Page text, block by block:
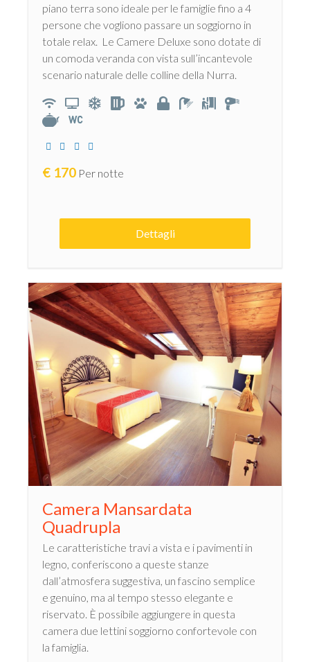
piano terra sono ideale per le famiglie fino a 4
persone che vogliono passare un soggiorno in
totale relax. Le Camere Deluxe sono dotate di
un comoda veranda con vista sull’incantevole
scenario naturale delle colline della Nurra.
€ 170 Per notte
Dettagli
Camera Mansardata
Quadrupla
Le caratteristiche travi a vista e i pavimenti in
legno, conferiscono a queste stanze
dall’atmosfera suggestiva, un fascino semplice
e genuino, ma al tempo stesso elegante e
riservato. È possibile aggiungere in questa
camera due lettini soggiorno confortevole con
la famiglia.